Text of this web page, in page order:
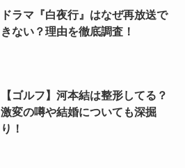
ドラマ『白夜行』はなぜ再放送で
きない？理由を徹底調査！
【ゴルフ】河本結は整形してる？
激変の噂や結婚についても深掘
り！